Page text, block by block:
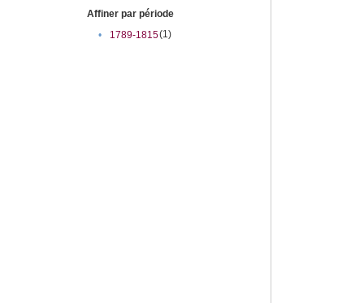
Affiner par période
•
1789-1815(1)